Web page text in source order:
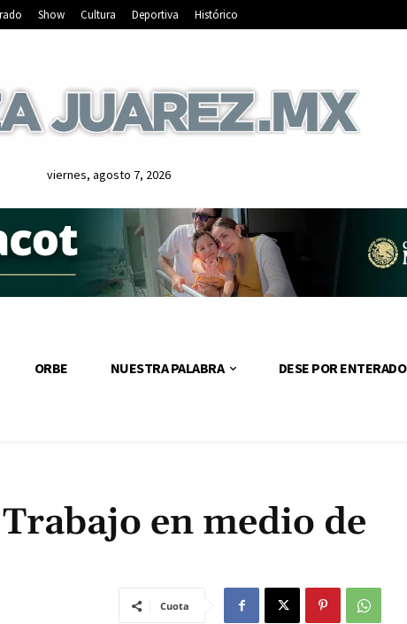
Show Cultura Deportiva Histórico
viernes, agosto 7, 2026
ORBE NUESTRA PALABRA DESE POR ENTERADO
en medio de
Cuota